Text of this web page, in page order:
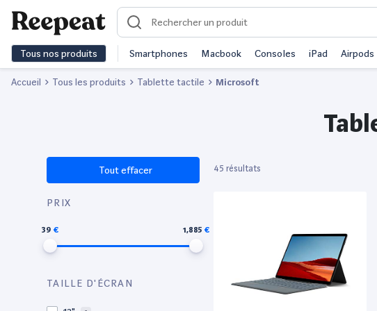
Tous nos produits Smartphones Macbook Consoles iPad Airpods
Accueil Tous les produits Tablette tactile Microsoft
Tout effacer
PRIX
39 1,885
TAILLE D'ÉCRAN
45 résultats